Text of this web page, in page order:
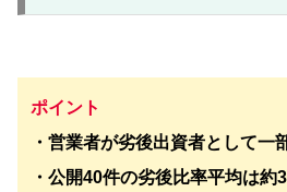
ポイント
・営業者が劣後出資者として一
・公開40件の劣後比率平均は約